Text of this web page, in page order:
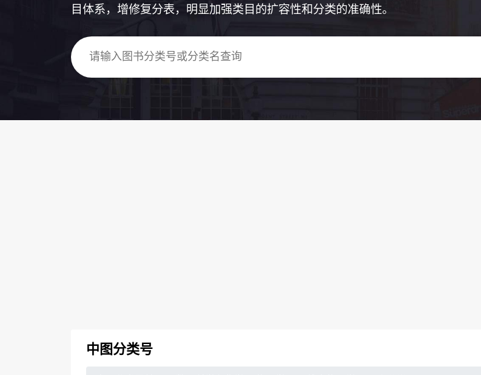
目体系，增修复分表，明显加强类目的扩容性和分类的准确性。
中图分类号